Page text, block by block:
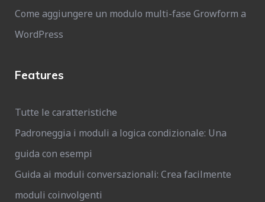
Come aggiungere un modulo multi-fase Growform a
WordPress
Features
Tutte le caratteristiche
Padroneggia i moduli a logica condizionale: Una
guida con esempi
Guida ai moduli conversazionali: Crea facilmente
moduli coinvolgenti